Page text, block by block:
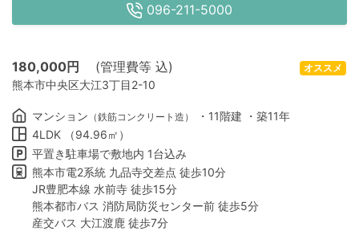
096-211-5000
180,000円 (管理費等 込)
熊本市中央区大江3丁目2-10
オススメ
マンション （鉄筋コンクリート造）
・11階建 ・築11年
4LDK （94.96㎡）
平置き駐車場で敷地内 1台込み
熊本市電2系統 九品寺交差点 徒歩10分
JR豊肥本線 水前寺 徒歩15分
熊本都市バス 消防局防災センター前 徒歩5分
産交バス 大江渡鹿 徒歩7分